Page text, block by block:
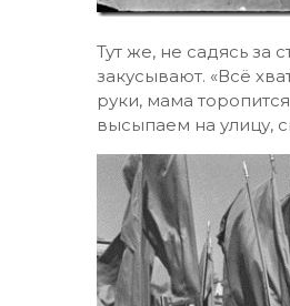
Тут же, не садясь за
закусывают. «Всё
руки, мама
высыпаем на улицу,